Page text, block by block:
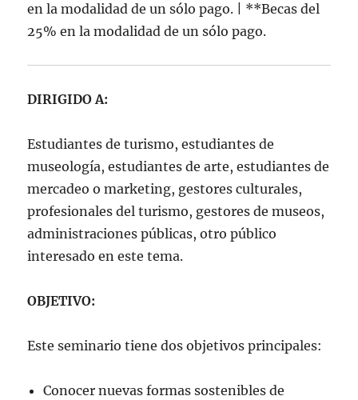
en la modalidad de un sólo pago. | **Becas del
25% en la modalidad de un sólo pago.
DIRIGIDO A:
Estudiantes de turismo, estudiantes de
museología, estudiantes de arte, estudiantes de
mercadeo o marketing, gestores culturales,
profesionales del turismo, gestores de museos,
administraciones públicas, otro público
interesado en este tema.
OBJETIVO:
Este seminario tiene dos objetivos principales:
Conocer nuevas formas sostenibles de